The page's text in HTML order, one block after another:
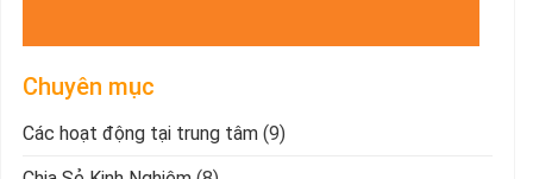
Chuyên mục
Các hoạt động tại trung tâm (9)